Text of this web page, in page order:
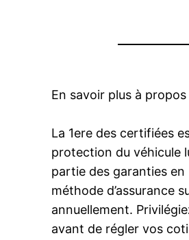
En savoir plus à propos
La 1ere des certifiées
protection du véhicule
partie des garanties
méthode d’assurance
annuellement.
avant de régler vos